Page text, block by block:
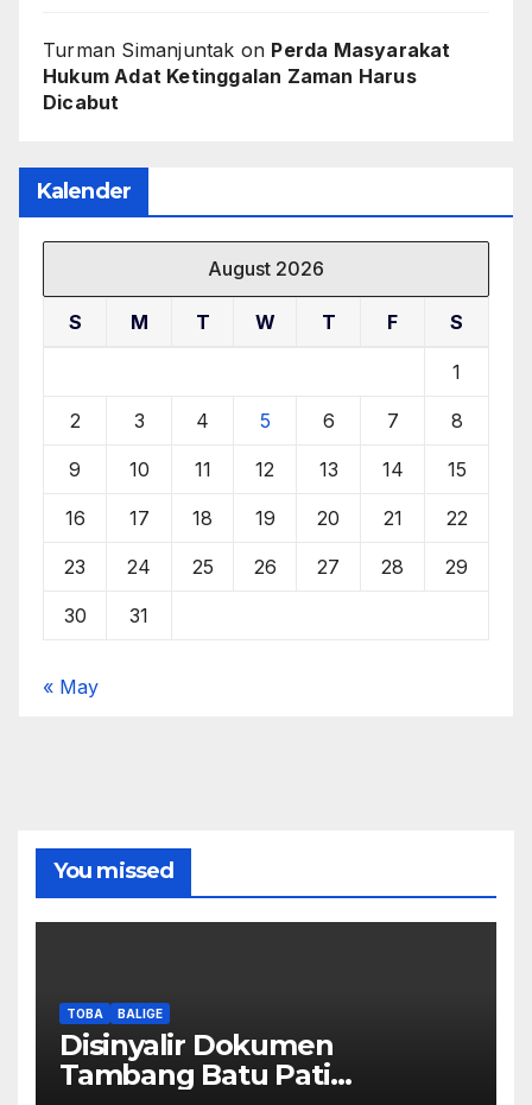
Turman Simanjuntak on Perda Masyarakat
Hukum Adat Ketinggalan Zaman Harus
Dicabut
Kalender
August 2026
S M T W T F S
1
2 3 4 5 6 7 8
9 10 11 12 13 14 15
16 17 18 19 20 21 22
23 24 25 26 27 28 29
30 31
« May
You missed
TOBA BALIGE
Disinyalir Dokumen
Tambang Batu Pati